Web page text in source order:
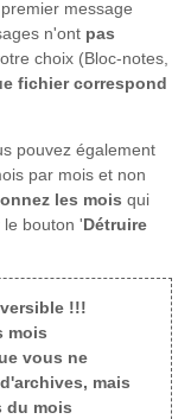
message
n'ont pas
choix (Bloc-notes,
fichier correspond
pouvez également
par mois et non
les mois qui
le bouton 'Détruire
!!!
mois
vous ne
mais
du mois